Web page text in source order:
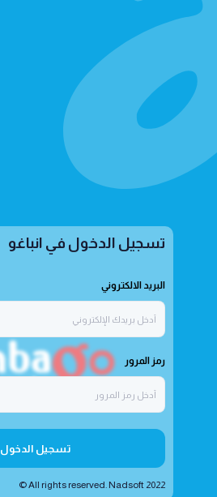
تسجيل الدخول في انباغو
البريد الالكتروني
رمز المرور
تسجيل الدخول
All rights reserved. Nadsoft 2022 ©